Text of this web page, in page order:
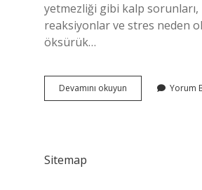
yetmezliği gibi kalp
reaksiyonlar ve stres neden
öksürük…
Devamını okuyun
Daralması
Yorum
Sitemap